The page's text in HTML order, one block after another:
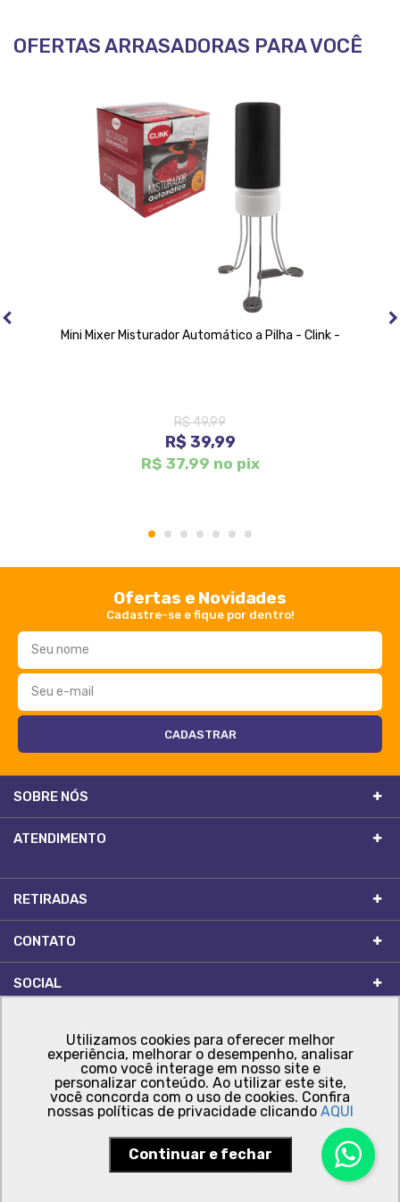
OFERTAS ARRASADORAS PARA VOCÊ
Mini Mixer Misturador Automático a Pilha - Clink -
R$ 49,99
R$ 39,99
R$ 37,99 no pix
1 2 3 4 5 6 7
Ofertas e Novidades
Cadastre-se e fique por dentro!
SOBRE NÓS
ATENDIMENTO
RETIRADAS
CONTATO
SOCIAL
Comercial FC Ltda - CNPJ: 14.410.956/0001-76
Utilizamos cookies para oferecer melhor
experiência, melhorar o desempenho, analisar
como você interage em nosso site e
personalizar conteúdo. Ao utilizar este site,
você concorda com o uso de cookies. Confira
nossas políticas de privacidade clicando AQUI
Continuar e fechar